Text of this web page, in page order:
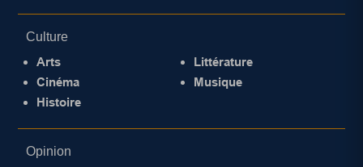
Culture
Arts
Cinéma
Histoire
Littérature
Musique
Opinion